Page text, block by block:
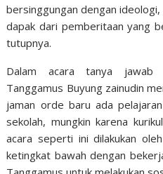
bersinggungan dengan
dapak dari pemberitaan yang
tutupnya.
Dalam acara tanya jawab
Tanggamus Buyung zainudin
jaman orde baru ada
sekolah, mungkin karena
acara seperti ini dilakukan
ketingkat bawah dengan